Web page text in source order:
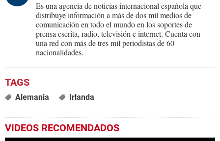
Es una agencia de noticias internacional española que
distribuye información a más de dos mil medios de
comunicación en todo el mundo en los soportes de
prensa escrita, radio, televisión e internet. Cuenta con
una red con más de tres mil periodistas de 60
nacionalidades.
Alemania Irlanda
VIDEOS RECOMENDADOS